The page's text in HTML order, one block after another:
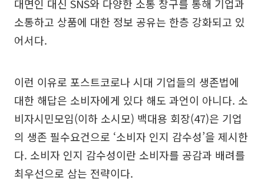
대면인 대신 SNS와 다양한 소통 창구를 통해 기업과
소통하고 상품에 대한 정보 공유는 한층 강화되고 있
어서다.
이런 이유로 포스트코로나 시대 기업들의 생존법에
대한 해답은 소비자에게 있다 해도 과언이 아니다. 소
비자시민모임(이하 소시모) 백대용 회장(47)은 기업
의 생존 필수요건으로 ‘소비자 인지 감수성’을 제시한
다. 소비자 인지 감수성이란 소비자를 공감과 배려를
최우선으로 삼는 전략이다.